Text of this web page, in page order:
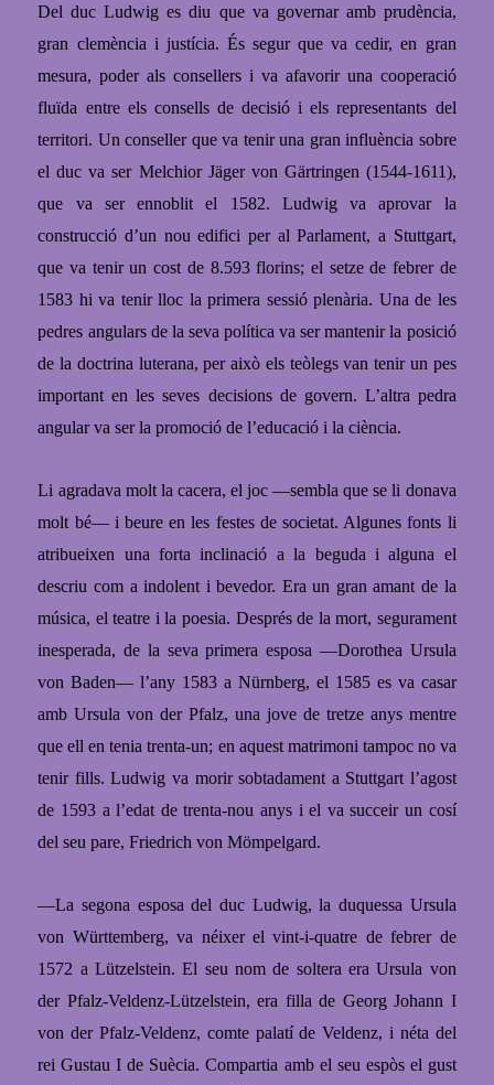
Del duc Ludwig es diu que va governar amb prudència,
gran clemència i justícia. És segur que va cedir, en gran
mesura, poder als consellers i va afavorir una cooperació
fluïda entre els consells de decisió i els representants del
territori. Un conseller que va tenir una gran influència sobre
el duc va ser Melchior Jäger von Gärtringen (1544-1611),
que va ser ennoblit el 1582. Ludwig va aprovar la
construcció d’un nou edifici per al Parlament, a Stuttgart,
que va tenir un cost de 8.593 florins; el setze de febrer de
1583 hi va tenir lloc la primera sessió plenària. Una de les
pedres angulars de la seva política va ser mantenir la posició
de la doctrina luterana, per això els teòlegs van tenir un pes
important en les seves decisions de govern. L’altra pedra
angular va ser la promoció de l’educació i la ciència.
Li agradava molt la cacera, el joc —sembla que se li donava
molt bé— i beure en les festes de societat. Algunes fonts li
atribueixen una forta inclinació a la beguda i alguna el
descriu com a indolent i bevedor. Era un gran amant de la
música, el teatre i la poesia. Després de la mort, segurament
inesperada, de la seva primera esposa —Dorothea Ursula
von Baden— l’any 1583 a Nürnberg, el 1585 es va casar
amb Ursula von der Pfalz, una jove de tretze anys mentre
que ell en tenia trenta-un; en aquest matrimoni tampoc no va
tenir fills. Ludwig va morir sobtadament a Stuttgart l’agost
de 1593 a l’edat de trenta-nou anys i el va succeir un cosí
del seu pare, Friedrich von Mömpelgard.
—La segona esposa del duc Ludwig, la duquessa Ursula
von Württemberg, va néixer el vint-i-quatre de febrer de
1572 a Lützelstein. El seu nom de soltera era Ursula von
der Pfalz-Veldenz-Lützelstein, era filla de Georg Johann I
von der Pfalz-Veldenz, comte palatí de Veldenz, i néta del
rei Gustau I de Suècia. Compartia amb el seu espòs el gust